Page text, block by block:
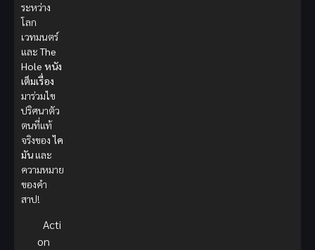
ระหว่าง
โลก
เวทมนตร์
และThe
Hole หนัง
เต็มเรื่อง
มาร่วมไข
ปริศนาตัว
ตนที่แท้
จริงของไค
มัน และ
ความหมาย
ของคำ
สาป!
Acti
on